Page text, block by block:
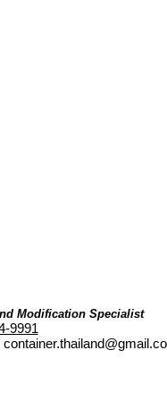
Modification Specialist
9991